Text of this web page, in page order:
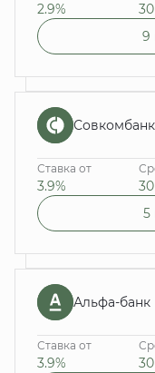
2.9%
9
Совкомбанк
Ставка от
3.9%
5
Альфа-банк
Ставка от
3.9%